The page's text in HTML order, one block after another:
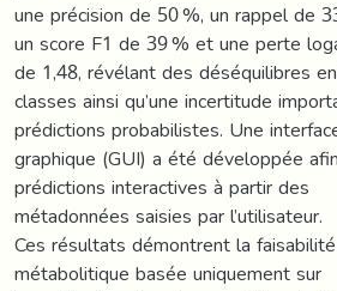
une précision de 50 %, un rappel de
un score F1 de 39 % et une perte
de 1,48, révélant des déséquilibres
classes ainsi qu’une incertitude
prédictions probabilistes. Une
graphique (GUI) a été développée
prédictions interactives à partir des
métadonnées saisies par l’utilisateur.
Ces résultats démontrent la
métabolitique basée uniquement sur